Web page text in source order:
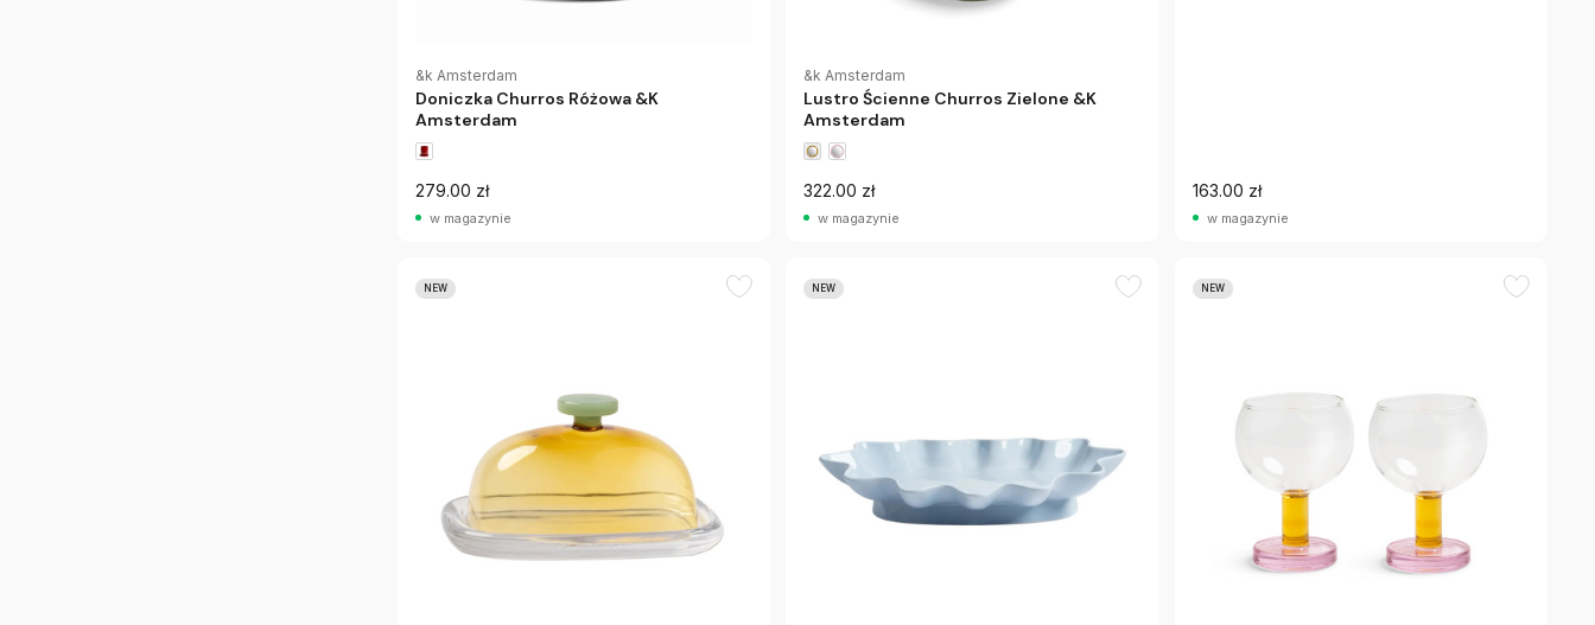
&k Amsterdam
Doniczka Churros Różowa &K
Amsterdam
279.00 zł
w magazynie
&k Amsterdam
Lustro Ścienne Churros Zielone &K
Amsterdam
322.00 zł
w magazynie
163.00 zł
w magazynie
NEW NEW NEW